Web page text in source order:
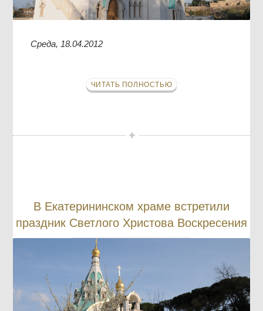
Среда, 18.04.2012
ЧИТАТЬ ПОЛНОСТЬЮ
В Екатерининском храме встретили
праздник Светлого Христова Воскресения